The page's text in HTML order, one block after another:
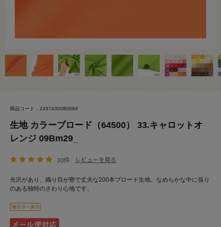
商品コード：2337430080684
生地 カラーブロード（64500） 33.キャロットオ
レンジ 09Bm29_
30件 レビューを見る
光沢があり、織り目が密で丈夫な200本ブロード生地。なめらかな中に張り
のある独特のさわり心地です。